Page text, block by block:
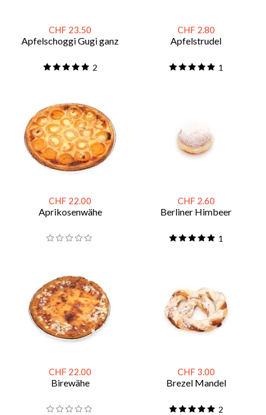
CHF 23.50
Apfelschoggi Gugi ganz
2
CHF 2.80
Apfelstrudel
1
CHF 22.00
Aprikosenwähe
CHF 2.60
Berliner Himbeer
1
CHF 22.00
Birewähe
CHF 3.00
Brezel Mandel
2